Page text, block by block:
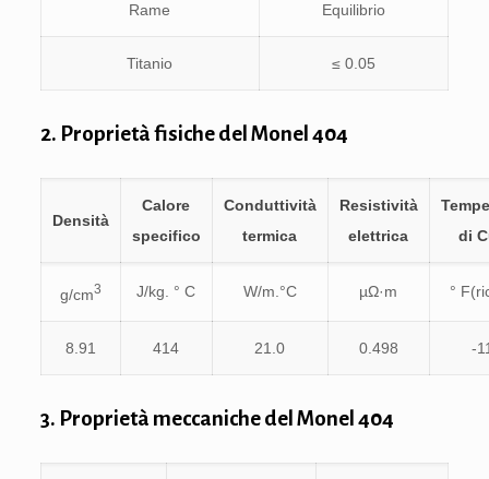
Rame Equilibrio
Titanio ≤ 0.05
2. Proprietà fisiche del Monel 404
Densità
Calore
specifico
Conduttività
termica
Resistività
elettrica
di
g/cm3 J/kg. ° C W/m.°C µΩ·m °
8.91 414 21.0 0.498 -
3. Proprietà meccaniche del Monel 404